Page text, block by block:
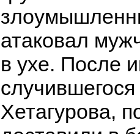
атаковал
в ухе. После
Хетагурова,